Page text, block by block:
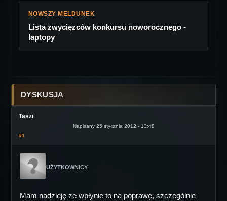
NOWSZY MELDUNEK
Lista zwycięzców konkursu noworocznego -
laptopy
DYSKUSJA
Taszi
Napisany 25 stycznia 2012 - 13:48
#1
UŻYTKOWNICY
Mam nadzieję ze wpłynie to na poprawę, szczególnie